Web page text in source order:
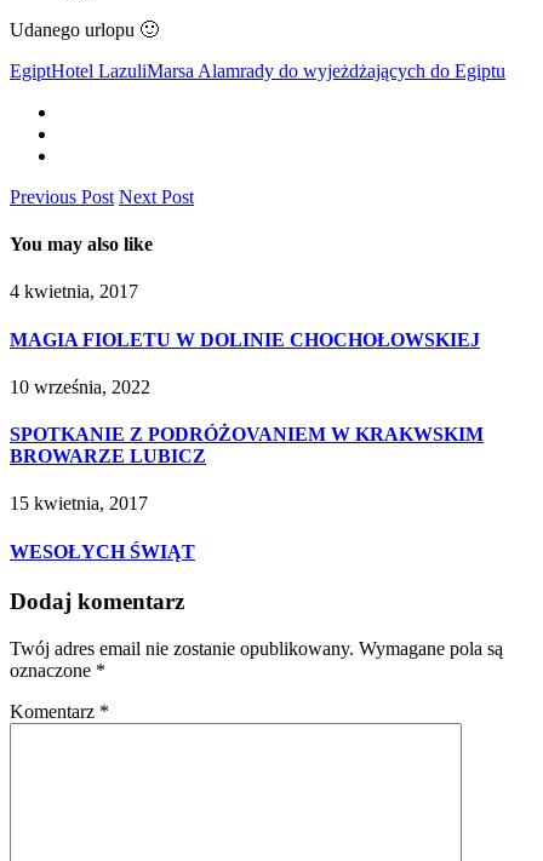
Udanego urlopu 🙂
EgiptHotel LazuliMarsa Alamrady do wyjeżdżających do Egiptu
Previous Post Next Post
You may also like
4 kwietnia, 2017
MAGIA FIOLETU W DOLINIE CHOCHOŁOWSKIEJ
10 września, 2022
SPOTKANIE Z PODRÓŻOVANIEM W KRAKWSKIM
BROWARZE LUBICZ
15 kwietnia, 2017
WESOŁYCH ŚWIĄT
Dodaj komentarz
Twój adres email nie zostanie opublikowany. Wymagane pola są
oznaczone *
Komentarz *